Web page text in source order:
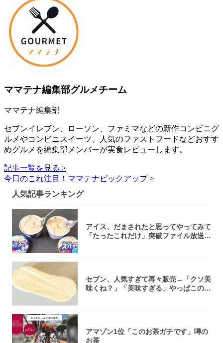
ママテナ編集部グルメチーム
ママテナ編集部
セブンイレブン、ローソン、ファミマなどの新作コンビニグ
ルメやコンビニスイーツ、人気のファストフードなどおすす
めグルメを編集部メンバーが実食レビューします。
記事一覧を見る >
今日のこれ注目！ママテナピックアップ >
人気記事ランキング
アイス、だまされたと思ってやってみて
「たったこれだけ」突破ファイル放送で
セブン、人気すぎて再々販売→「クソ美
味くね？」「美味すぎる」やっぱこのク
アマゾン1位「このお茶ガチです」噂の
お茶